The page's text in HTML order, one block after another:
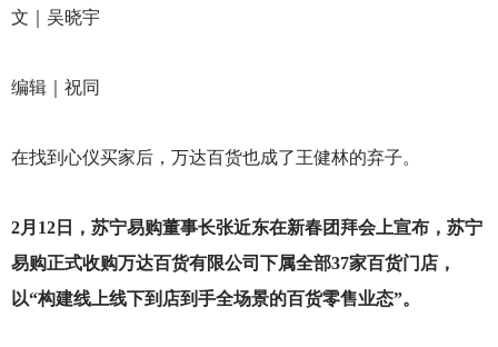
文｜吴晓宇
编辑｜祝同
在找到心仪买家后，万达百货也成了王健林的弃子。
2月12日，苏宁易购董事长张近东在新春团拜会上宣布，苏宁
易购正式收购万达百货有限公司下属全部37家百货门店，
以“构建线上线下到店到手全场景的百货零售业态”。